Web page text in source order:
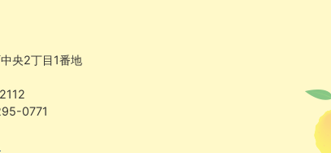
央2丁目1番地
0771